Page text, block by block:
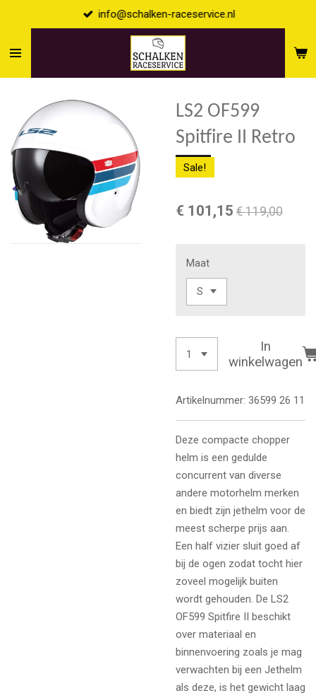
naar
info@schalken-raceservice.nl
LS2 OF599
Spitfire II Retro
Sale!
€ 101,15 € 119,00
Maat
In
winkelwagen
Artikelnummer: 36599 26 11
Deze compacte chopper
helm is een gedulde
concurrent van diverse
andere motorhelm merken
en biedt zijn jethelm voor de
meest scherpe prijs aan.
Een half vizier sluit goed af
bij de ogen zodat tocht hier
zoveel mogelijk buiten
wordt gehouden. De LS2
OF599 Spitfire II beschikt
over materiaal en
binnenvoering zoals je mag
verwachten bij een Jethelm
als deze, is het gewicht laag